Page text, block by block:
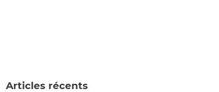
Articles récents